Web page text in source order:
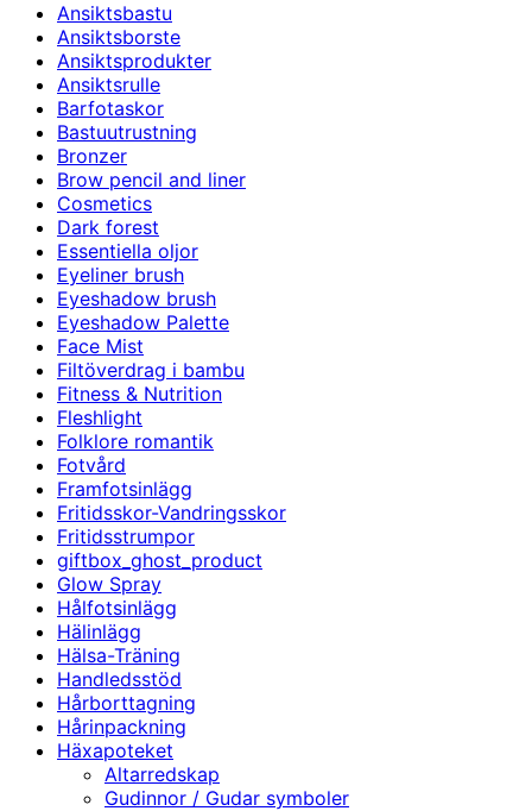
Ansiktsbastu
Ansiktsborste
Ansiktsprodukter
Ansiktsrulle
Barfotaskor
Bastuutrustning
Bronzer
Brow pencil and liner
Cosmetics
Dark forest
Essentiella oljor
Eyeliner brush
Eyeshadow brush
Eyeshadow Palette
Face Mist
Filtöverdrag i bambu
Fitness & Nutrition
Fleshlight
Folklore romantik
Fotvård
Framfotsinlägg
Fritidsskor-Vandringsskor
Fritidsstrumpor
giftbox_ghost_product
Glow Spray
Hålfotsinlägg
Hälinlägg
Hälsa-Träning
Handledsstöd
Hårborttagning
Hårinpackning
Häxapoteket
Altarredskap
Gudinnor / Gudar symboler